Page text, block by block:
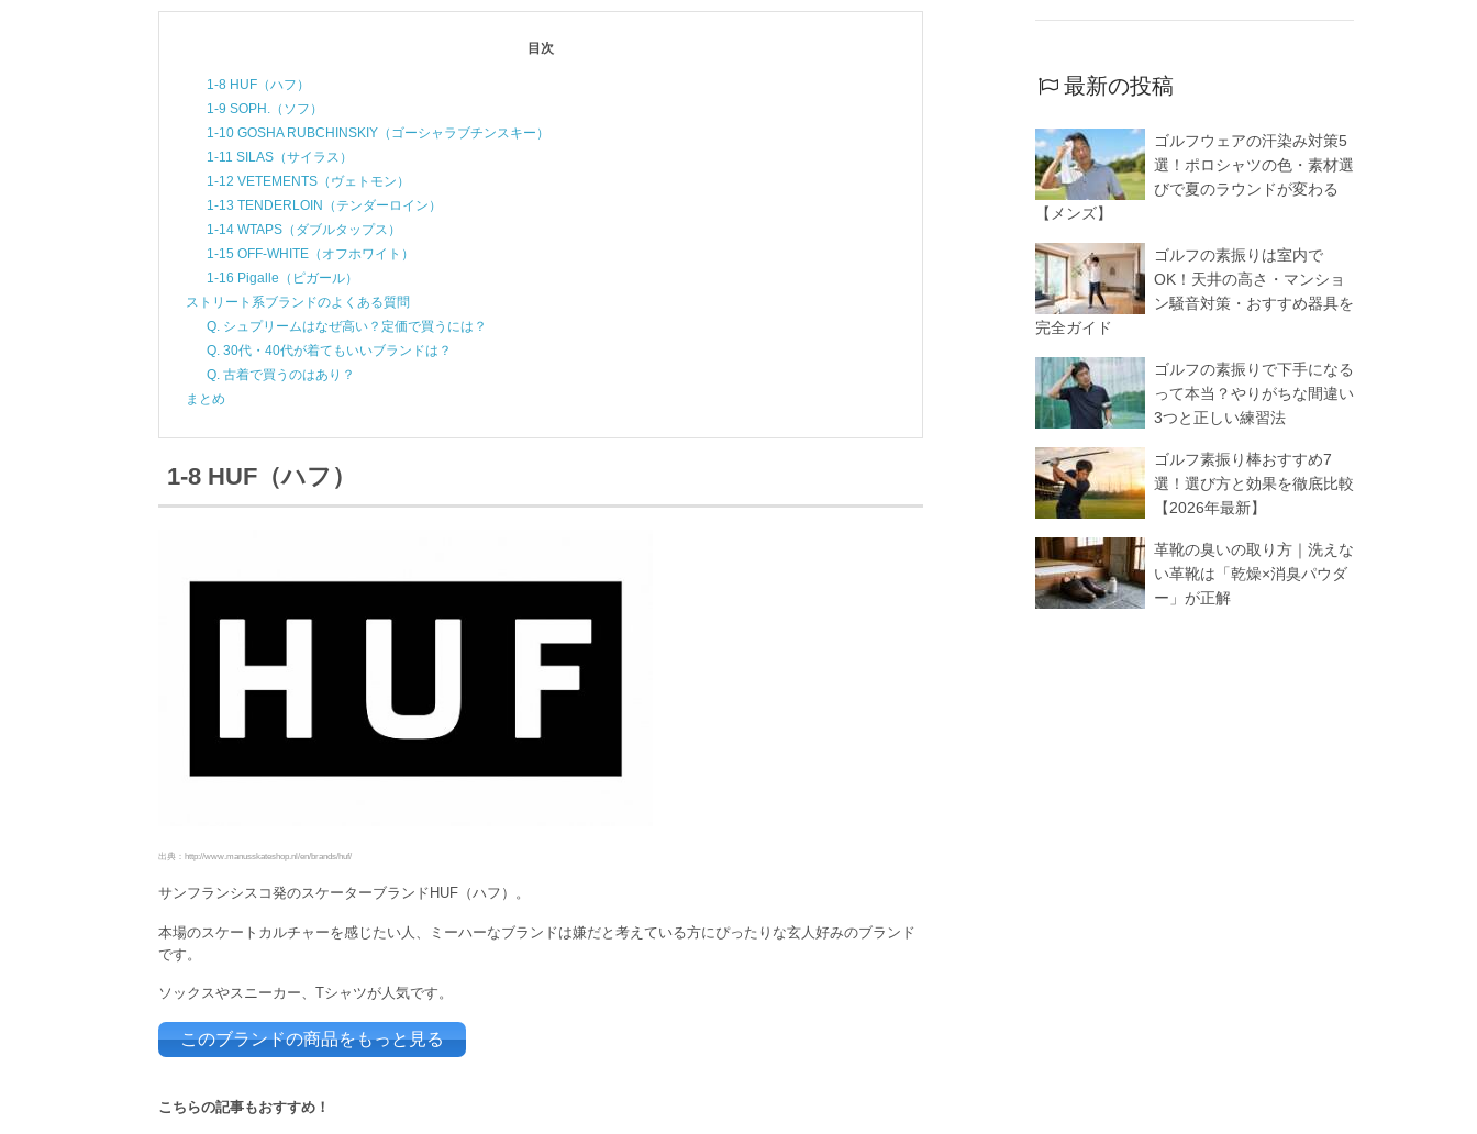
目次
1-8 HUF（ハフ）
1-9 SOPH.（ソフ）
1-10 GOSHA RUBCHINSKIY（ゴーシャラブチンスキー）
1-11 SILAS（サイラス）
1-12 VETEMENTS（ヴェトモン）
1-13 TENDERLOIN（テンダーロイン）
1-14 WTAPS（ダブルタップス）
1-15 OFF-WHITE（オフホワイト）
1-16 Pigalle（ピガール）
ストリート系ブランドのよくある質問
Q. シュプリームはなぜ高い？定価で買うには？
Q. 30代・40代が着てもいいブランドは？
Q. 古着で買うのはあり？
まとめ
1-8 HUF（ハフ）
出典：http://www.manusskateshop.nl/en/brands/huf/
サンフランシスコ発のスケーターブランドHUF（ハフ）。
本場のスケートカルチャーを感じたい人、ミーハーなブランドは嫌だと考えている方にぴったりな玄人好みのブランド
です。
ソックスやスニーカー、Tシャツが人気です。
このブランドの商品をもっと見る
こちらの記事もおすすめ！
最新の投稿
ゴルフウェアの汗染み対策5
選！ポロシャツの色・素材選
びで夏のラウンドが変わる
【メンズ】
ゴルフの素振りは室内で
OK！天井の高さ・マンショ
ン騒音対策・おすすめ器具を
完全ガイド
ゴルフの素振りで下手になる
って本当？やりがちな間違い
3つと正しい練習法
ゴルフ素振り棒おすすめ7
選！選び方と効果を徹底比較
【2026年最新】
革靴の臭いの取り方｜洗えな
い革靴は「乾燥×消臭パウダ
ー」が正解